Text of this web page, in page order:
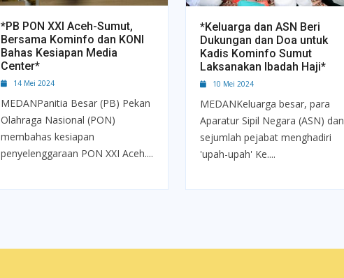
*PB PON XXI Aceh-Sumut,
Bersama Kominfo dan KONI
Bahas Kesiapan Media
Center*
14 Mei 2024
MEDANPanitia Besar (PB) Pekan
Olahraga Nasional (PON)
membahas kesiapan
penyelenggaraan PON XXI Aceh....
*Keluarga dan ASN Beri
Dukungan dan Doa untuk
Kadis Kominfo Sumut
Laksanakan Ibadah Haji*
10 Mei 2024
MEDANKeluarga besar, para
Aparatur Sipil Negara (ASN) dan
sejumlah pejabat menghadiri
'upah-upah' Ke....